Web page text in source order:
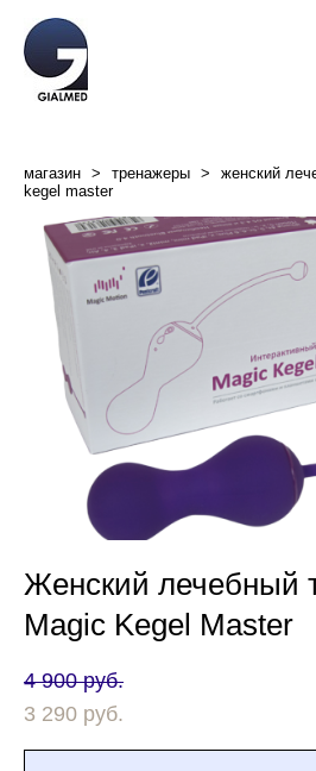
магазин > тренажеры >
женский
kegel master
Женский лечебный
Magic Kegel Master
4 900 pуб.
3 290 pуб.